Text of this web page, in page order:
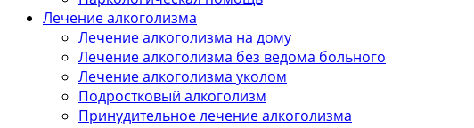
Лечение алкоголизма
Лечение алкоголизма на дому
Лечение алкоголизма без ведома больного
Лечение алкоголизма уколом
Подростковый алкоголизм
Принудительное лечение алкоголизма